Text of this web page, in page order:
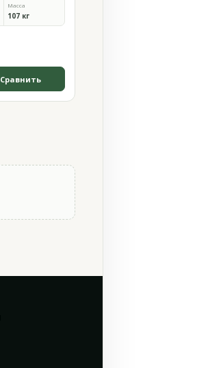
Масса
107 кг
Сравнить